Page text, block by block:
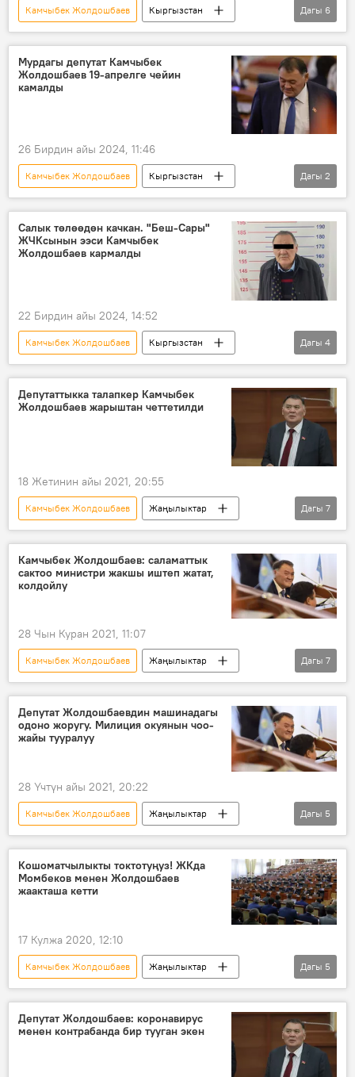
Камчыбек Жолдошбаев
Кыргызстан
УКМК
базар
салык
камак
тил кат
Дагы 6
Мурдагы депутат Камчыбек
Жолдошбаев 19-апрелге чейин
камалды
26 Бирдин айы 2024, 11:46
Камчыбек Жолдошбаев
Кыргызстан
соттук чечим
баш коргоо чарасы
Дагы 2
Салык төлөөдөн качкан. "Беш-Сары"
ЖЧКсынын ээси Камчыбек
Жолдошбаев кармалды
22 Бирдин айы 2024, 14:52
Камчыбек Жолдошбаев
Кыргызстан
Бишкек
УКМК
салык
Дагы 4
Депутаттыкка талапкер Камчыбек
Жолдошбаев жарыштан четтетилди
18 Жетинин айы 2021, 20:55
Камчыбек Жолдошбаев
Жаңылыктар
Кыргызстан
Саясат
Жогорку Кеңешке шайлоо 2021
Жаңы Конституциянын долбоору жана референдум
Дагы 7
Камчыбек Жолдошбаев: саламаттык
сактоо министри жакшы иштеп жатат,
колдойлу
28 Чын Куран 2021, 11:07
Камчыбек Жолдошбаев
Жаңылыктар
Коом
Кыргызстан
Саясат
Алымкадыр Бейшеналиев
министр
колдоо
уу коргошун
Дагы 7
Депутат Жолдошбаевдин машинадагы
одоно жоругу. Милиция окуянын чоо-
жайы тууралуу
28 Үчтүн айы 2021, 20:22
Камчыбек Жолдошбаев
Жаңылыктар
Кыргызстан
Окуялар
Саясат
милиция
жол кырсык
Дагы 5
Кошоматчылыкты токтотуңуз! ЖКда
Момбеков менен Жолдошбаев
жаакташа кетти
17 Кулжа 2020, 12:10
Камчыбек Жолдошбаев
Жаңылыктар
Кыргызстан
Саясат
Рыскелди Момбеков
өкмөт
Дагы 5
Депутат Жолдошбаев: коронавирус
менен контрабанда бир тууган экен